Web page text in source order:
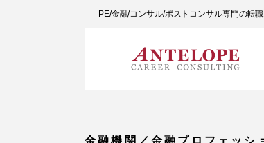
PE/金融/コンサル/ポストコンサル専門の
金融機関／金融プロフェッシ